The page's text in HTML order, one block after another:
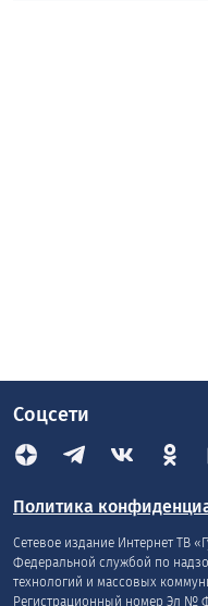
Соцсети
Политика
Сетевое издание Интернет ТВ
Федеральной службой по
технологий и массовых
Регистрационный номер Эл №